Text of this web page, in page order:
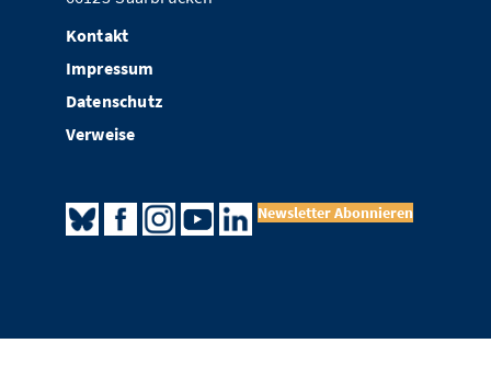
Kontakt
Impressum
Datenschutz
Verweise
Newsletter Abonnieren